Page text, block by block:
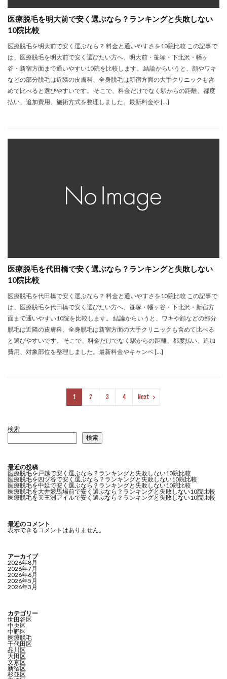
医療脱毛を明大前で安く選ぶなら？ランキングと失敗しない
10院比較
医療脱毛を明大前で安く選ぶなら？ 料金と通いやすさを10院比較 この記事で
は、医療脱毛を明大前で安く選びたい方へ、明大前・笹塚・下北沢・幡ヶ
谷・新宿方面まで通いやすい10院を比較します。 結論からいうと、顔やワキ
などの部分脱毛は近隣の皮膚科、全身脱毛は新宿方面の大手クリニックも含
めて比べると選びやすいです。 そこで、料金だけでなく駅からの距離、都度
払い、追加費用、施術方式を整理しました。最新料金や […]
医療脱毛を代田橋で安く選ぶなら？ランキングと失敗しない
10院比較
医療脱毛を代田橋で安く選ぶなら？ 料金と通いやすさを10院比較 この記事で
は、医療脱毛を代田橋で安く選びたい方へ、笹塚・幡ヶ谷・下北沢・新宿方
面まで通いやすい10院を比較します。 結論からいうと、ワキや顔などの部分
脱毛は近隣の皮膚科、全身脱毛は新宿方面の大手クリニックも含めて比べる
と選びやすいです。 そこで、料金だけでなく駅からの距離、都度払い、追加
費用、対象部位を整理しました。最新料金やキャンペ […]
1 2 3 4 Next
検索
検索
最近の投稿
医療脱毛を戸越で安く選ぶなら？ランキングと失敗しない10院比較
医療脱毛を四ツ谷で安く選ぶなら？ランキングと失敗しない10院比較
医療脱毛を中延で安く選ぶなら？ランキングと失敗しない10院比較
医療脱毛を大井競馬場前で安く選ぶなら？ランキングと失敗しない10院比較
医療脱毛を天王洲アイルで安く選ぶなら？ランキングと失敗しない10院比較
最近のコメント
表示できるコメントはありません。
アーカイブ
2026年8月
2026年7月
2026年6月
2026年5月
2026年3月
カテゴリー
世田谷区
中央区
中野区
医療脱毛
千代田区
品川区
大田区
文京区
新宿区
杉並区